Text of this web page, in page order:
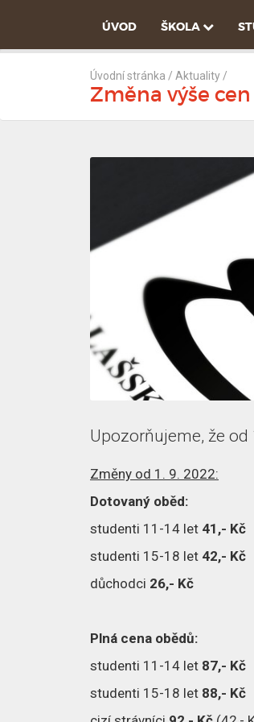
ÚVOD ŠKOLA
Úvodní stránka / Aktuality /
Změna výše
Upozorňujeme, že
Změny od 1. 9. 2022:
Dotovaný oběd:
studenti 11-14 let 41,- Kč
studenti 15-18 let 42,- Kč
důchodci 26,- Kč
Plná cena obědů:
studenti 11-14 let 87,- Kč
studenti 15-18 let 88,- Kč